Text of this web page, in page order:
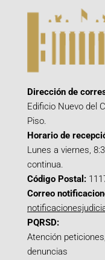
Dirección de
Edificio Nuevo del
Piso.
Horario de
Lunes a viernes,
continua.
Código Postal:
Correo
PQRSD:
Atención
denuncias